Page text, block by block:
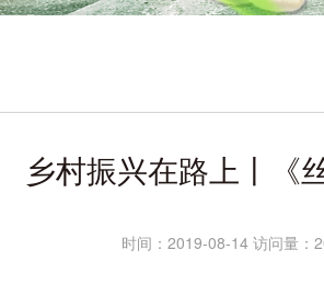
乡村振兴在路上丨《
时间：2019-08-14 访问量：